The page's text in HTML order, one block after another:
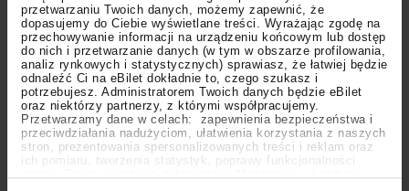
przetwarzaniu Twoich danych, możemy zapewnić, że
dopasujemy do Ciebie wyświetlane treści. Wyrażając zgodę na
przechowywanie informacji na urządzeniu końcowym lub dostęp
do nich i przetwarzanie danych (w tym w obszarze profilowania,
analiz rynkowych i statystycznych) sprawiasz, że łatwiej będzie
odnaleźć Ci na eBilet dokładnie to, czego szukasz i
potrzebujesz. Administratorem Twoich danych będzie eBilet
oraz niektórzy partnerzy, z którymi współpracujemy.
Przetwarzamy dane w celach: zapewnienia bezpieczeństwa i
przeciwdziałania nadużyciom, ułatwienia korzystania z naszych
stron, prezentowania spersonalizowanych treści i reklam oraz
ich pomiaru, tworzenia statystyk, poprawy funkcjonalności
w naszym kraju zostanie zaserwowany szerszy
wachlarz nowego repertuaru. NiewątpliwieThe Cure
pokusi się również o zaprezentowanie klasyków – w
końcu w bazie ich hitów są takie nieśmiertelne
przeboje, jak“Friday I’m In Love”, “Lovesong”,
“Lullaby”, “Boys Don’t Cry”czy“Just Like Heaven”.
Chociaż nie podlega wątpliwości, że nadchodzące
wydarzenie odbędzie się w blasku“Songs Of A Lost